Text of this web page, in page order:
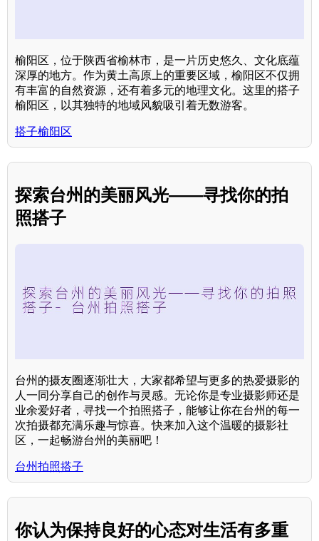
榆阳区，位于陕西省榆林市，是一片历史悠久、文化底蕴
深厚的地方。作为黄土高原上的重要区域，榆阳区不仅拥
有丰富的自然资源，还有着多元的地理文化。这里的搭子
榆阳区，以其独特的地域风貌吸引着无数游客。
搭子榆阳区
探索台州的美丽风光——寻找你的拍
照搭子
台州的摄友圈逐渐壮大，大家都希望与更多的热爱摄影的
人一同分享自己的创作与灵感。无论你是专业摄影师还是
业余爱好者，寻找一个拍照搭子，能够让你在台州的每一
次拍摄都充满乐趣与惊喜。快来加入这个温暖的摄影社
区，一起畅游台州的美丽吧！
台州拍照搭子
你认为保持良好的心态对生活有多重